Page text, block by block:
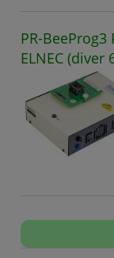
PR-
ELNEC (diver